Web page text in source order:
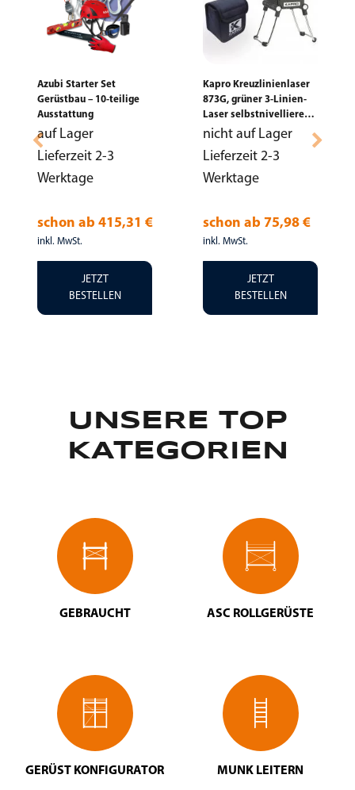
Azubi Starter Set
Gerüstbau – 10-teilige
Ausstattung
auf Lager
Lieferzeit 2-3
Werktage
schon ab 415,31 €
inkl. MwSt.
JETZT
BESTELLEN
Kapro Kreuzlinienlaser
873G, grüner 3-Linien-
Laser selbstnivellierend
+ Tasche
nicht auf Lager
Lieferzeit 2-3
Werktage
schon ab 75,98 €
inkl. MwSt.
JETZT
BESTELLEN
UNSERE TOP
KATEGORIEN
GEBRAUCHT ASC ROLLGERÜSTE
GERÜST KONFIGURATOR MUNK LEITERN